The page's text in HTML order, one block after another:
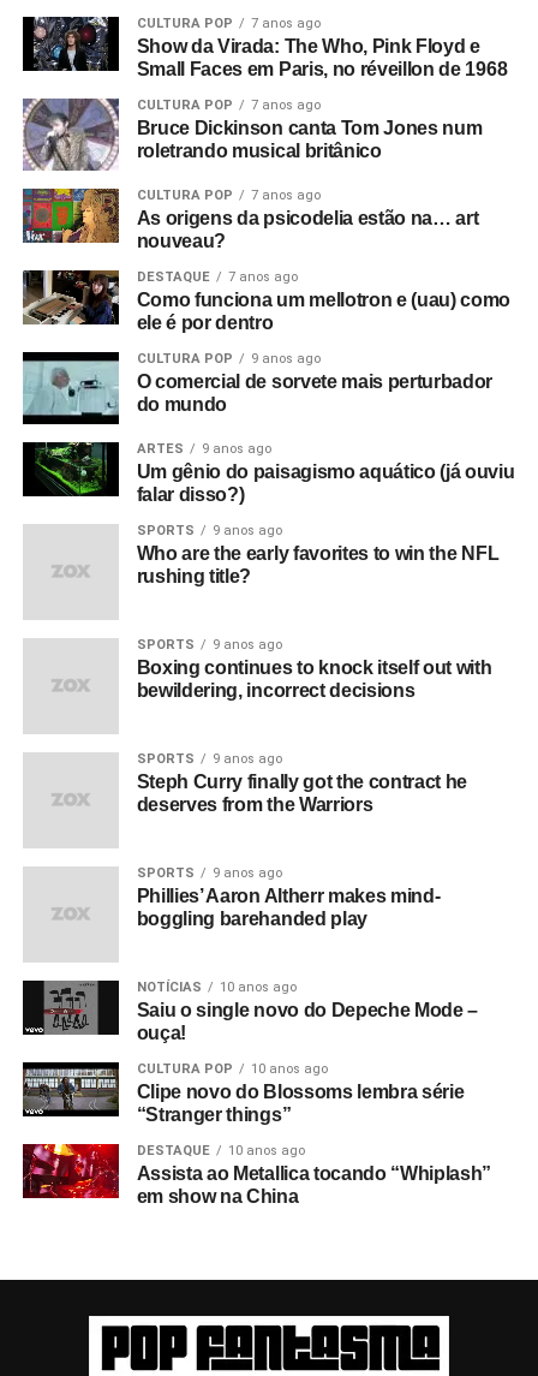
CULTURA POP 7 anos ago
Show da Virada: The Who, Pink Floyd e
Small Faces em Paris, no réveillon de 1968
CULTURA POP 7 anos ago
Bruce Dickinson canta Tom Jones num
roletrando musical britânico
CULTURA POP 7 anos ago
As origens da psicodelia estão na… art
nouveau?
DESTAQUE 7 anos ago
Como funciona um mellotron e (uau) como
ele é por dentro
CULTURA POP 9 anos ago
O comercial de sorvete mais perturbador
do mundo
ARTES 9 anos ago
Um gênio do paisagismo aquático (já ouviu
falar disso?)
SPORTS 9 anos ago
Who are the early favorites to win the NFL
rushing title?
SPORTS 9 anos ago
Boxing continues to knock itself out with
bewildering, incorrect decisions
SPORTS 9 anos ago
Steph Curry finally got the contract he
deserves from the Warriors
SPORTS 9 anos ago
Phillies’ Aaron Altherr makes mind-
boggling barehanded play
NOTÍCIAS 10 anos ago
Saiu o single novo do Depeche Mode –
ouça!
CULTURA POP 10 anos ago
Clipe novo do Blossoms lembra série
“Stranger things”
DESTAQUE 10 anos ago
Assista ao Metallica tocando “Whiplash”
em show na China